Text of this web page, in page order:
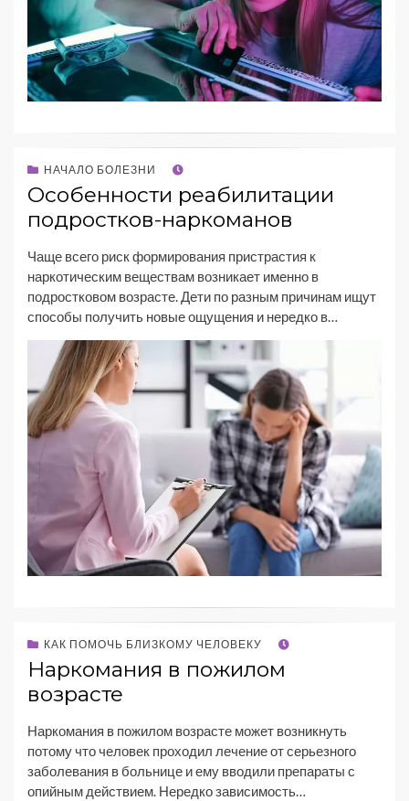
НАЧАЛО БОЛЕЗНИ
Особенности реабилитации
подростков-наркоманов
Чаще всего риск формирования пристрастия к
наркотическим веществам возникает именно в
подростковом возрасте. Дети по разным причинам ищут
способы получить новые ощущения и нередко в…
КАК ПОМОЧЬ БЛИЗКОМУ ЧЕЛОВЕКУ
Наркомания в пожилом
возрасте
Наркомания в пожилом возрасте может возникнуть
потому что человек проходил лечение от серьезного
заболевания в больнице и ему вводили препараты с
опийным действием. Нередко зависимость…